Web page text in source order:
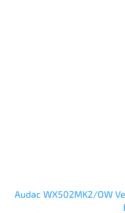
Audac WX502MK2/OW